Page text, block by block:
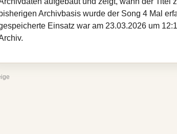
bisherigen Archivbasis wurde der Song 4 Mal
Einsatz war am 23.03.2026 um